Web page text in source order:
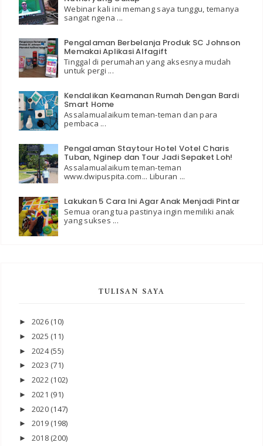
Webinar kali ini memang saya tunggu, temanya
sangat ngena ...
Pengalaman Berbelanja Produk SC Johnson
Memakai Aplikasi Alfagift
Tinggal di perumahan yang aksesnya mudah
untuk pergi ...
Kendalikan Keamanan Rumah Dengan Bardi
Smart Home
Assalamualaikum teman-teman dan para
pembaca ...
Pengalaman Staytour Hotel Votel Charis
Tuban, Nginep dan Tour Jadi Sepaket Loh!
Assalamualaikum teman-teman
www.dwipuspita.com... Liburan ...
Lakukan 5 Cara Ini Agar Anak Menjadi Pintar
Semua orang tua pastinya ingin memiliki anak
yang sukses ...
TULISAN SAYA
► 2026 (10)
► 2025 (11)
► 2024(55)
► 2023 (71)
► 2022 (102)
► 2021 (91)
► 2020 (147)
► 2019 (198)
► 2018 (200)